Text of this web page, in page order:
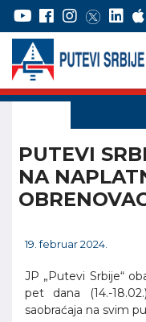
PUTEVI
NA
19. februar 2024.
JP „Putevi Srbije“
pet dana (14.-
saobraćaja na svim